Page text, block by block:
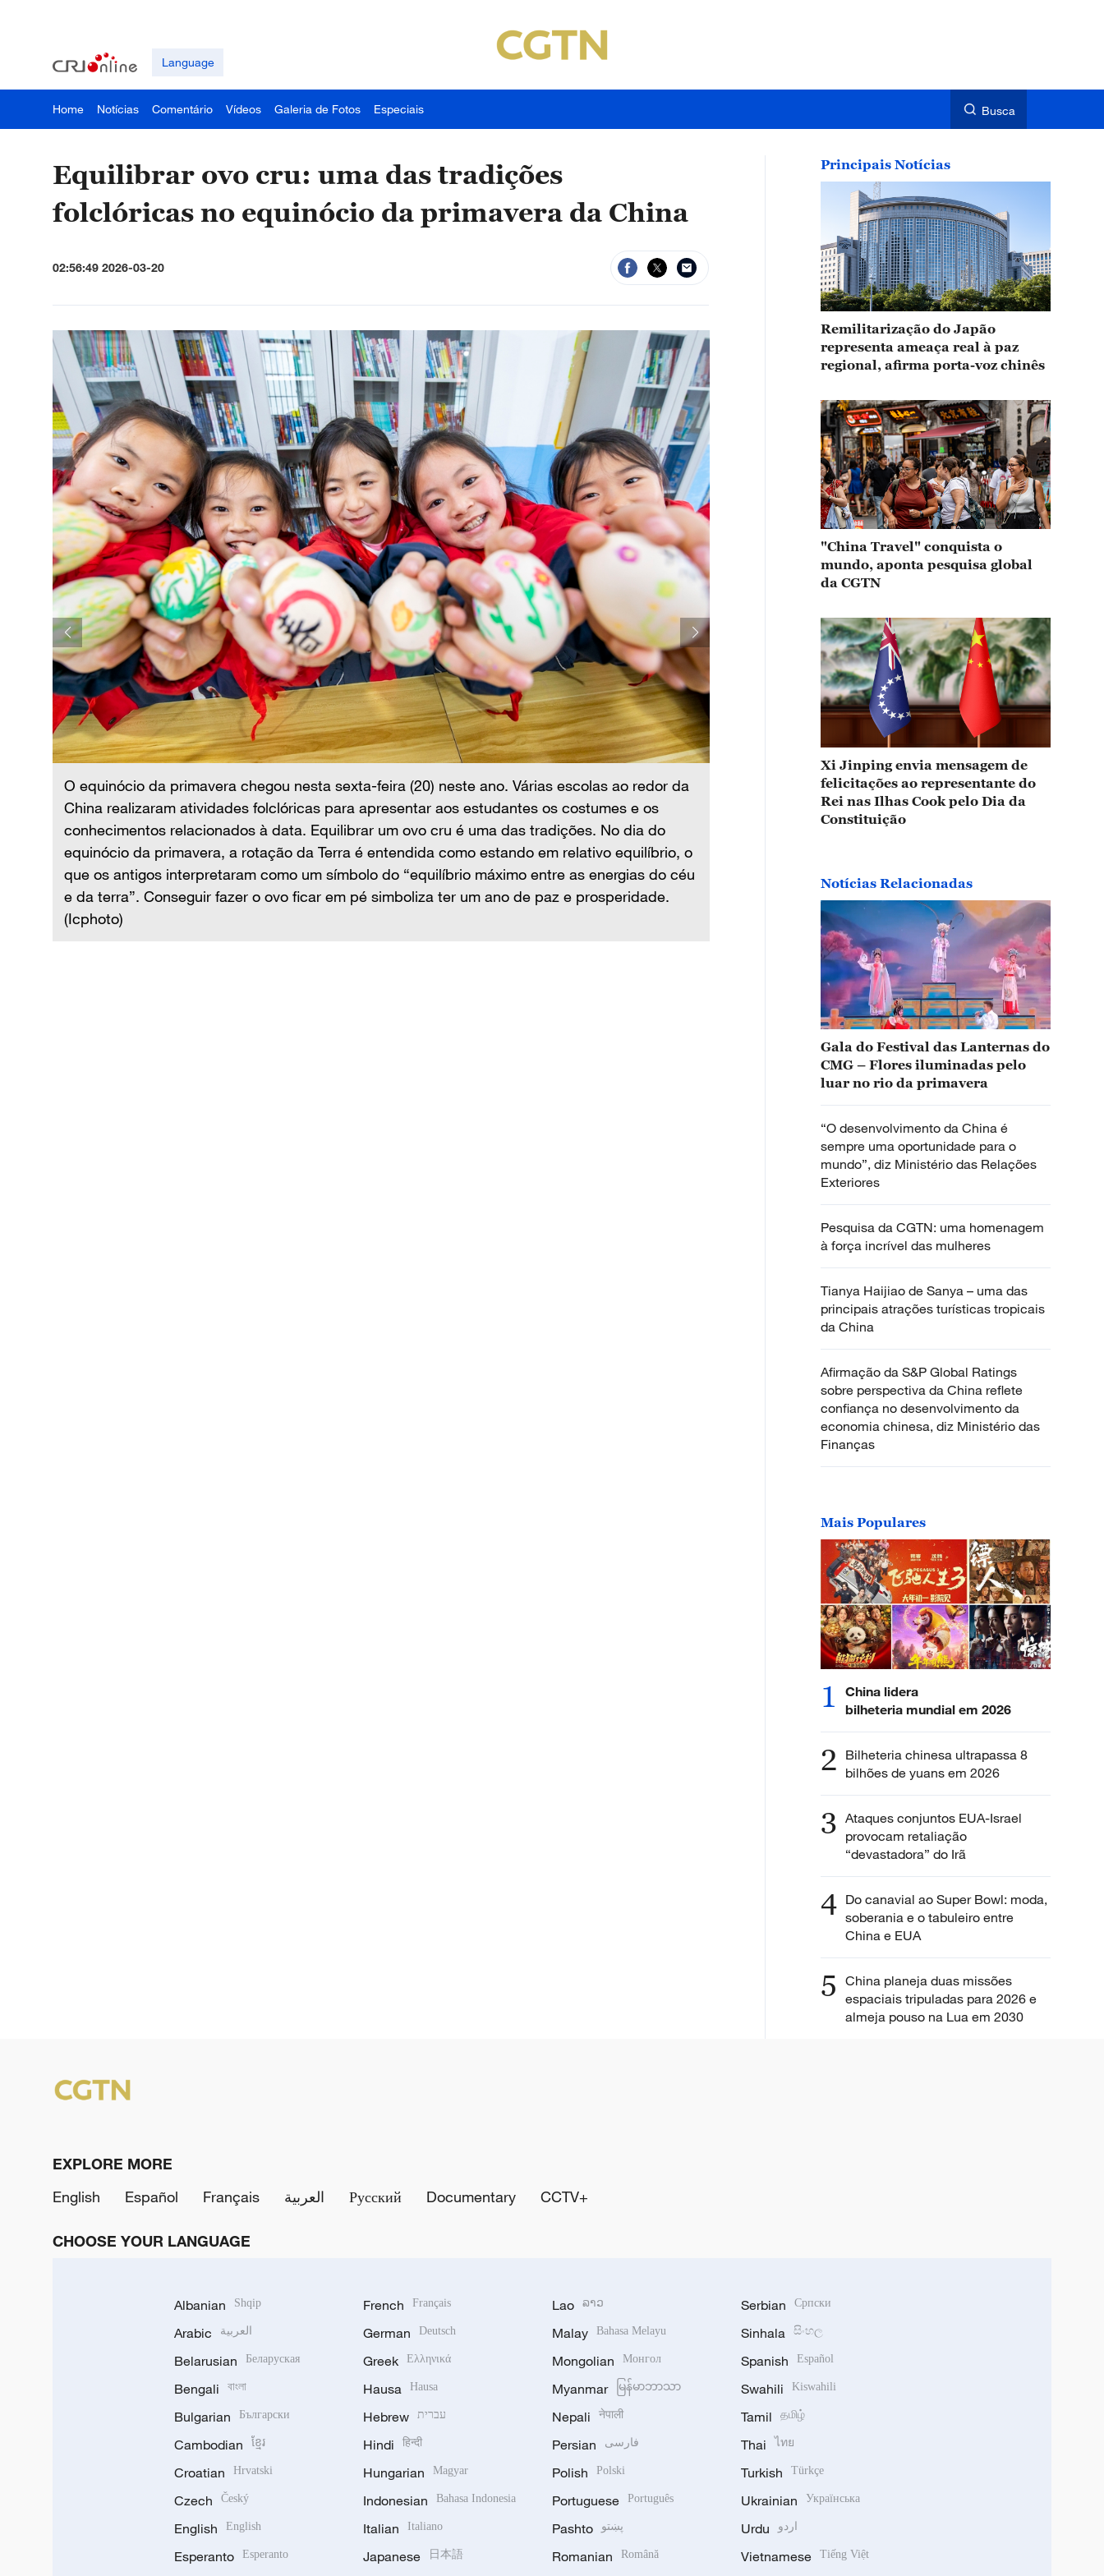
Language
Home Notícias Comentário Vídeos Galeria de Fotos Especiais Busca
Equilibrar ovo cru: uma das tradições
folclóricas no equinócio da primavera da China
02:56:49 2026-03-20
O equinócio da primavera chegou nesta sexta-feira (20) neste ano. Várias escolas ao redor da
China realizaram atividades folclóricas para apresentar aos estudantes os costumes e os
conhecimentos relacionados à data. Equilibrar um ovo cru é uma das tradições. No dia do
equinócio da primavera, a rotação da Terra é entendida como estando em relativo equilíbrio, o
que os antigos interpretaram como um símbolo do “equilíbrio máximo entre as energias do céu
e da terra”. Conseguir fazer o ovo ficar em pé simboliza ter um ano de paz e prosperidade.
(Icphoto)
O equinócio da primavera chegou nesta sexta-feira (20)
China realizaram atividades folclóricas para apresentar
que os antigos interpretaram como um símbolo do
e da terra”. Conseguir fazer o ovo ficar em pé
Principais Notícias
Remilitarização do Japão
representa ameaça real à paz
regional, afirma porta-voz chinês
"China Travel" conquista o
mundo, aponta pesquisa global
da CGTN
Xi Jinping envia mensagem de
felicitações ao representante do
Rei nas Ilhas Cook pelo Dia da
Constituição
Notícias Relacionadas
Gala do Festival das Lanternas do
CMG – Flores iluminadas pelo
luar no rio da primavera
“O desenvolvimento da China é
sempre uma oportunidade para o
mundo”, diz Ministério das Relações
Exteriores
Pesquisa da CGTN: uma homenagem
à força incrível das mulheres
Tianya Haijiao de Sanya – uma das
principais atrações turísticas tropicais
da China
Afirmação da S&P Global Ratings
sobre perspectiva da China reflete
confiança no desenvolvimento da
economia chinesa, diz Ministério das
Finanças
Mais Populares
1
China lidera
bilheteria mundial em 2026
2 Bilheteria chinesa ultrapassa 8
bilhões de yuans em 2026
3 Ataques conjuntos EUA-Israel
provocam retaliação
“devastadora” do Irã
4 Do canavial ao Super Bowl: moda,
soberania e o tabuleiro entre
China e EUA
5 China planeja duas missões
espaciais tripuladas para 2026 e
almeja pouso na Lua em 2030
EXPLORE MORE
English
Español Français العربية Русский Documentary CCTV+
CHOOSE YOUR LANGUAGE
Albanian Shqip
Arabic العربية
Belarusian Беларуская
Bengali বাংলা
Bulgarian Български
Cambodian ខ្មែរ
Croatian Hrvatski
Czech Český
English English
Esperanto Esperanto
French Français
German Deutsch
Greek Ελληνικά
Hausa Hausa
Hebrew עברית
Hindi हिन्दी
Hungarian Magyar
Indonesian Bahasa Indonesia
Italian Italiano
Japanese 日本語
Lao ລາວ
Malay Bahasa Melayu
Mongolian Монгол
Myanmar မြန်မာဘာသာ
Nepali नेपाली
Persian فارسی
Polish Polski
Portuguese Português
Pashto پښتو
Romanian Română
Serbian Српски
Sinhala සිංහල
Spanish Español
Swahili Kiswahili
Tamil தமிழ்
Thai ไทย
Turkish Türkçe
Ukrainian Українська
Urdu اردو
Vietnamese Tiếng Việt